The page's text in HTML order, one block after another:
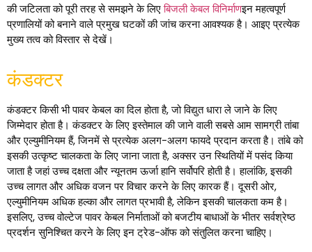
की जटिलता को पूरी तरह से समझने के लिएबिजली केबल विनिर्माणइन महत्वपूर्ण
प्रणालियों को बनाने वाले प्रमुख घटकों की जांच करना आवश्यक है। आइए प्रत्येक
मुख्य तत्व को विस्तार से देखें।
कंडक्टर
कंडक्टर किसी भी पावर केबल का दिल होता है, जो विद्युत धारा ले जाने के लिए
जिम्मेदार होता है। कंडक्टर के लिए इस्तेमाल की जाने वाली सबसे आम सामग्री तांबा
और एल्युमीनियम हैं, जिनमें से प्रत्येक अलग-अलग फायदे प्रदान करता है। तांबे को
इसकी उत्कृष्ट चालकता के लिए जाना जाता है, अक्सर उन स्थितियों में पसंद किया
जाता है जहां उच्च दक्षता और न्यूनतम ऊर्जा हानि सर्वोपरि होती है। हालांकि, इसकी
उच्च लागत और अधिक वजन पर विचार करने के लिए कारक हैं। दूसरी ओर,
एल्युमीनियम अधिक हल्का और लागत प्रभावी है, लेकिन इसकी चालकता कम है।
इसलिए, उच्च वोल्टेज पावर केबल निर्माताओं को बजटीय बाधाओं के भीतर सर्वश्रेष्ठ
प्रदर्शन सुनिश्चित करने के लिए इन ट्रेड-ऑफ को संतुलित करना चाहिए।